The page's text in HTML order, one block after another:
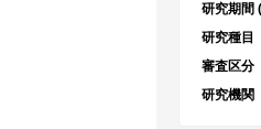
研究期間
研究種目
審査区分
研究機関